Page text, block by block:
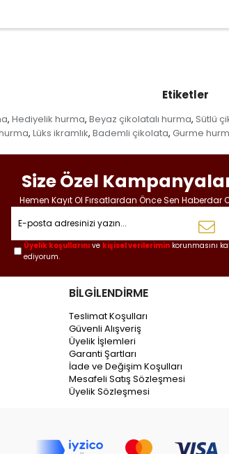
Etiketler
, Hediyelik hurma, Beyaz çikolatalı hurma, Sütlü
, Lüks ikramlık, Bademli çikolata, Gurme
Size Özel
Hemen Kayıt Ol Fırsatlardan Önce Sen Haberdar
Üyelik koşullarını ve kişisel verilerimin korunmasını
ediyorum.
BİLGİLENDİRME
Teslimat Koşulları
Güvenli Alışveriş
Üyelik İşlemleri
Garanti Şartları
İade ve Değişim Koşulları
Mesafeli Satış Sözleşmesi
Üyelik Sözleşmesi